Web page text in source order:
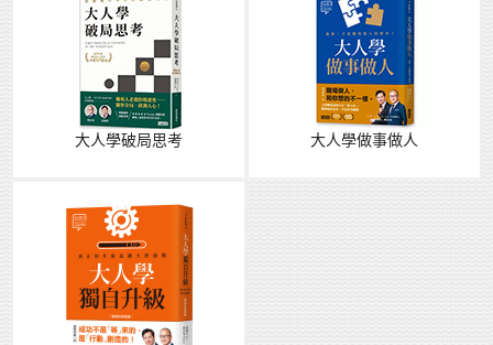
大人學破局思考 大人學做事做人